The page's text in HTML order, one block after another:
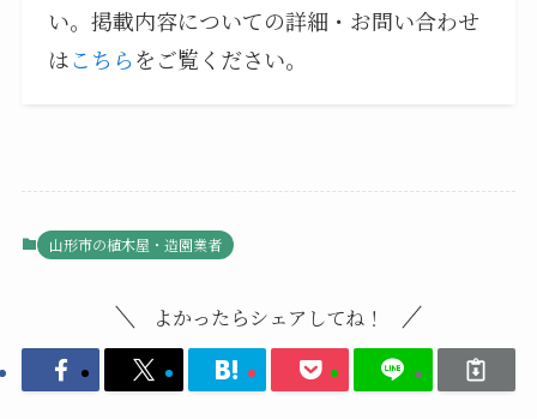
い。掲載内容についての詳細・お問い合わせ
はこちらをご覧ください。
山形市の植木屋・造園業者
よかったらシェアしてね！